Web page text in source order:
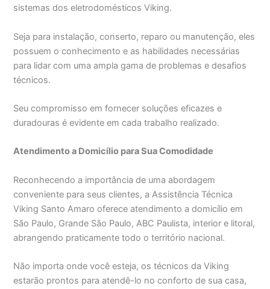
sistemas dos eletrodomésticos Viking.
Seja para instalação, conserto, reparo ou manutenção, eles
possuem o conhecimento e as habilidades necessárias
para lidar com uma ampla gama de problemas e desafios
técnicos.
Seu compromisso em fornecer soluções eficazes e
duradouras é evidente em cada trabalho realizado.
Atendimento a Domicílio para Sua Comodidade
Reconhecendo a importância de uma abordagem
conveniente para seus clientes, a Assistência Técnica
Viking Santo Amaro oferece atendimento a domicílio em
São Paulo, Grande São Paulo, ABC Paulista, interior e litoral,
abrangendo praticamente todo o território nacional.
Não importa onde você esteja, os técnicos da Viking
estarão prontos para atendê-lo no conforto de sua casa,